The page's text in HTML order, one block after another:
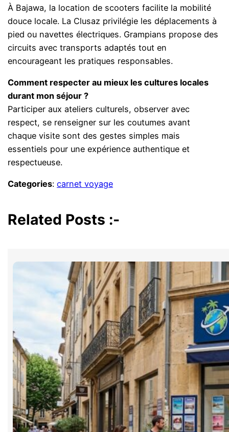
À Bajawa, la location de scooters facilite la mobilité
douce locale. La Clusaz privilégie les déplacements à
pied ou navettes électriques. Grampians propose des
circuits avec transports adaptés tout en
encourageant les pratiques responsables.
Comment respecter au mieux les cultures locales
durant mon séjour ?
Participer aux ateliers culturels, observer avec
respect, se renseigner sur les coutumes avant
chaque visite sont des gestes simples mais
essentiels pour une expérience authentique et
respectueuse.
Categories:carnet voyage
Related Posts :-